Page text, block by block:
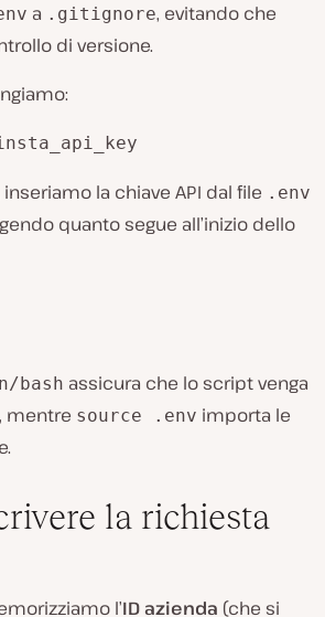
a .gitignore, evitando che
di versione.
la chiave API dal file .env
quanto segue all’inizio dello
bash assicura che lo script venga
mentre source .env importa le
la richiesta
l’ID azienda (che si